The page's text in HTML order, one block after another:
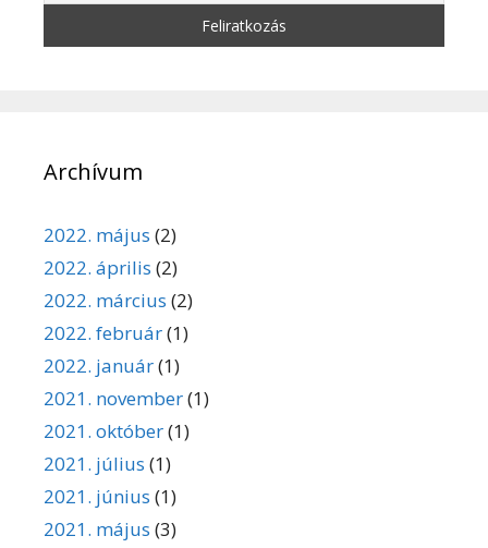
Archívum
2022. május (2)
2022. április (2)
2022. március (2)
2022. február(1)
2022. január(1)
2021. november(1)
2021. október(1)
2021. július (1)
2021. június (1)
2021. május (3)